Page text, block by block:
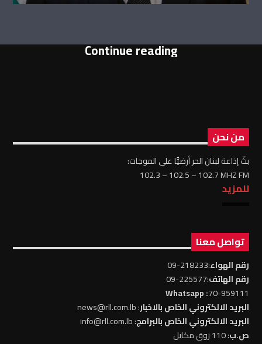
Continue reading
من نحن
بثّ إذاعة لبنان الحر أرضيًّا على الموجات:
102.3 – 102.5 – 102.7 MHZ FM
للمزيد
تواصل معنا
رقم الهواء:218233-09
رقم الهاتف:225577-09
70-959111
: Whatsapp
البريد الالكتروني الخاص بالاخبار: news@rll.com.lb
البريد الالكتروني الخاص بالبرامج: info@rll.com.lb
ص.ب: 110 زوق مكايل